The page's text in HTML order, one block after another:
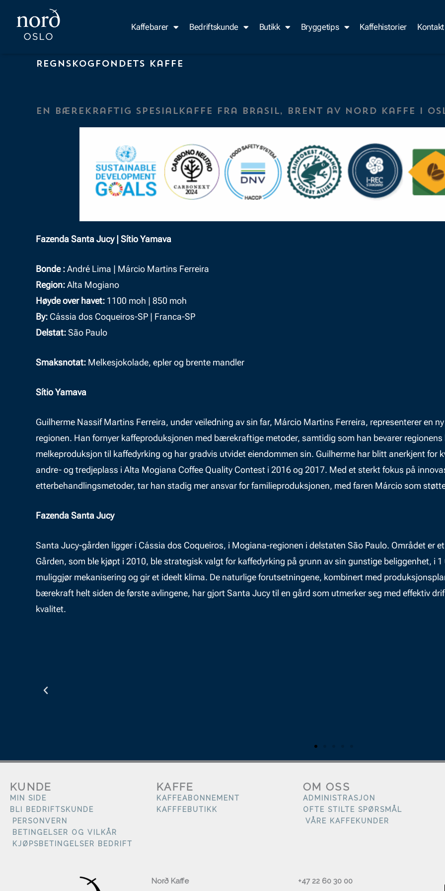
Kaffebarer Bedriftskunde Butikk Bryggetips Kaffehistorier
Regnskogfondets kaffe
En bærekraftig spesialkaffe fra Brasil, brent av Nord Kaffe i
Fazenda Santa Jucy | Sítio Yamava
Bonde :André Lima | Márcio Martins Ferreira
Region:Alta Mogiano
Høyde over havet: 1100 moh | 850 moh
By: Cássia dos Coqueiros-SP | Franca-SP
Delstat:São Paulo
Smaksnotat: Melkesjokolade, epler og brente mandler
Sítio Yamava
Guilherme Nassif Martins Ferreira, under veiledning av sin far, Márcio Martins Ferreira, representerer en
regionen. Han fornyer kaffeproduksjonen med bærekraftige metoder, samtidig som han bevarer
melkeproduksjon til kaffedyrking og har gradvis utvidet eiendommen sin. Guilherme har blitt anerkjent for
andre- og tredjeplass i Alta Mogiana Coffee Quality Contest i 2016 og 2017. Med et sterkt fokus på
etterbehandlingsmetoder, tar han stadig mer ansvar for familieproduksjonen, med faren Márcio som
Fazenda Santa Jucy
Santa Jucy-gården ligger i Cássia dos Coqueiros, i Mogiana-regionen i delstaten São Paulo. Området er
Gården, som ble kjøpt i 2010, ble strategisk valgt for kaffedyrking på grunn av sin gunstige beliggenhet, i
muliggjør mekanisering og gir et ideelt klima. De naturlige forutsetningene, kombinert med
bærekraft helt siden de første avlingene, har gjort Santa Jucy til en gård som utmerker seg med effektiv
kvalitet.
KUNDE
MIN SIDE
BLI BEDRIFTSKUNDE
PERSONVERN
BETINGELSER OG VILKÅR
KJØPSBETINGELSER BEDRIFT
KAFFE
KAFFEABONNEMENT
KAFFFEBUTIKK
OM OSS
ADMINISTRASJON
OFTE STILTE SPØRSMÅL
VÅRE KAFFEKUNDER
Norð Kaffe +47 22 60 30 00